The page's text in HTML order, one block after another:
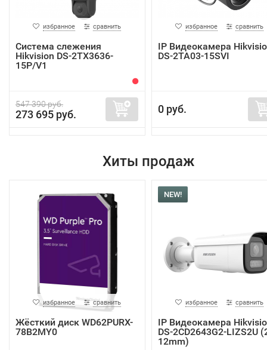
избранное сравнить
Система слежения
Hikvision DS-2TX3636-
15P/V1
547 390 руб.
273 695 руб.
избранное сравнить
IP Видеокамера
DS-2TA03-15SVI
0 руб.
Хиты продаж
избранное сравнить
Жёсткий диск WD62PURX-
78B2MY0
NEW!
избранное сравнить
IP Видеокамера
DS-2CD2643G2-LIZS2U
12mm)